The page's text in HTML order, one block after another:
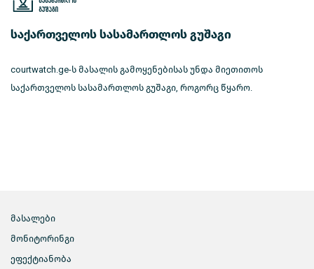
საქართველოს სასამართლოს გუშაგი
courtwatch.ge-ს მასალის გამოყენებისას უნდა მიეთითოს
საქართველოს სასამართლოს გუშაგი, როგორც წყარო.
მასალები
მონიტორინგი
ეფექტიანობა